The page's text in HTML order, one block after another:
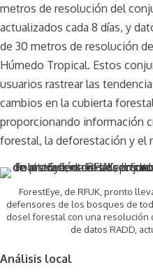
metros de resolución del
actualizados cada 8 días, y
de 30 metros de resolución
Húmedo Tropical. Estos
usuarios rastrear las
cambios en la cubierta
proporcionando información
forestal, la deforestación y el
ForestEye, de RFUK, pronto
defensores de los bosques de
dosel forestal con una resolución
de datos RADD,
Análisis local